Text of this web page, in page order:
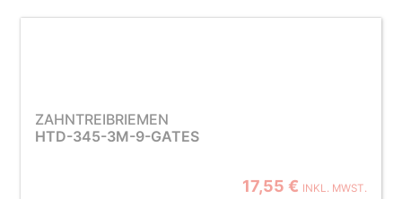
ZAHNTREIBRIEMEN
HTD-345-3M-9-GATES
17,55 € INKL. MWST.